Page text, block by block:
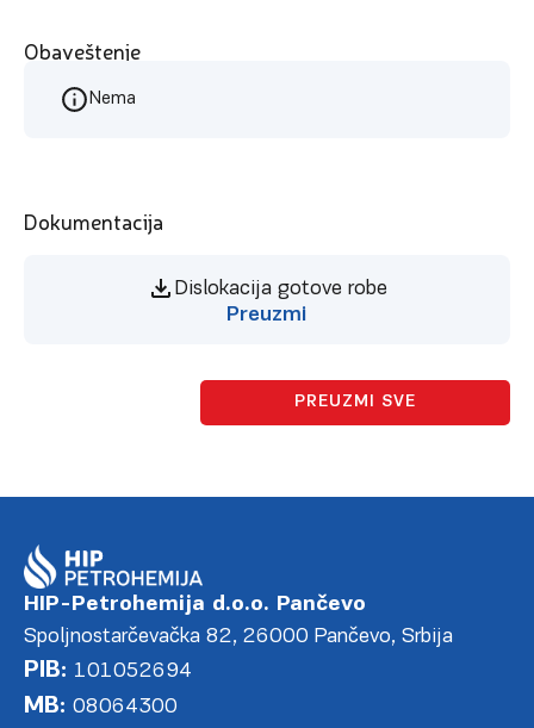
Obaveštenje
Nema
Dokumentacija
Dislokacija gotove robe
Preuzmi
PREUZMI SVE
HIP-Petrohemija d.o.o. Pančevo
Spoljnostarčevačka 82, 26000 Pančevo, Srbija
PIB: 101052694
MB: 08064300